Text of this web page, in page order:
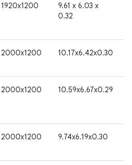
1920x1200
9.61 x 6.03 x
0.32
2000x1200 10.17x6.42x0.30
2000x1200 10.59x6.67x0.29
2000x1200 9.74x6.19x0.30